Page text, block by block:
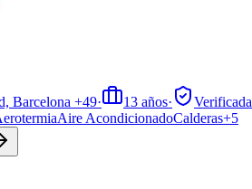
Barcelona +49· 13 años·
Verificada
Aire AcondicionadoCalderas+5